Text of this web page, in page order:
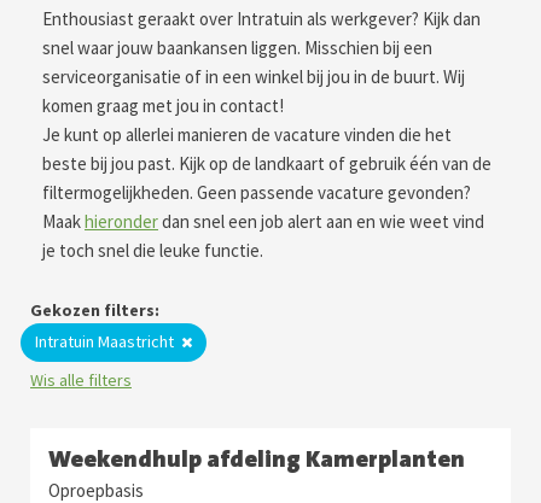
Enthousiast geraakt over Intratuin als werkgever? Kijk dan
snel waar jouw baankansen liggen. Misschien bij een
serviceorganisatie of in een winkel bij jou in de buurt. Wij
komen graag met jou in contact!
Je kunt op allerlei manieren de vacature vinden die het
beste bij jou past. Kijk op de landkaart of gebruik één van de
filtermogelijkheden. Geen passende vacature gevonden?
Maakhieronderdan snel een job alert aan en wie weet vind
je toch snel die leuke functie.
Gekozen filters:
Intratuin Maastricht
Wis alle filters
Weekendhulp afdeling Kamerplanten
Oproepbasis